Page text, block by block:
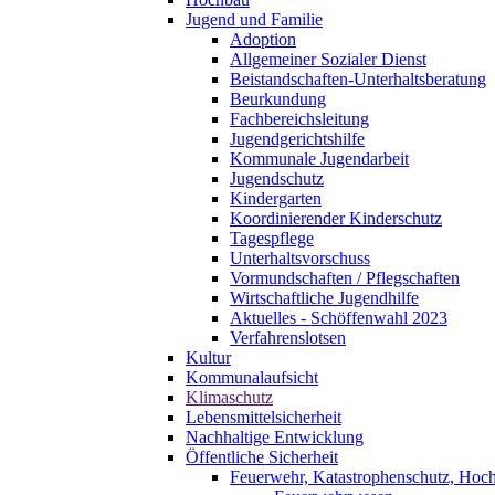
Jugend und Familie
Adoption
Allgemeiner Sozialer Dienst
Beistandschaften-Unterhaltsberatung
Beurkundung
Fachbereichsleitung
Jugendgerichtshilfe
Kommunale Jugendarbeit
Jugendschutz
Kindergarten
Koordinierender Kinderschutz
Tagespflege
Unterhaltsvorschuss
Vormundschaften / Pflegschaften
Wirtschaftliche Jugendhilfe
Aktuelles - Schöffenwahl 2023
Verfahrenslotsen
Kultur
Kommunalaufsicht
Klimaschutz
Lebensmittelsicherheit
Nachhaltige Entwicklung
Öffentliche Sicherheit
Feuerwehr, Katastrophenschutz,